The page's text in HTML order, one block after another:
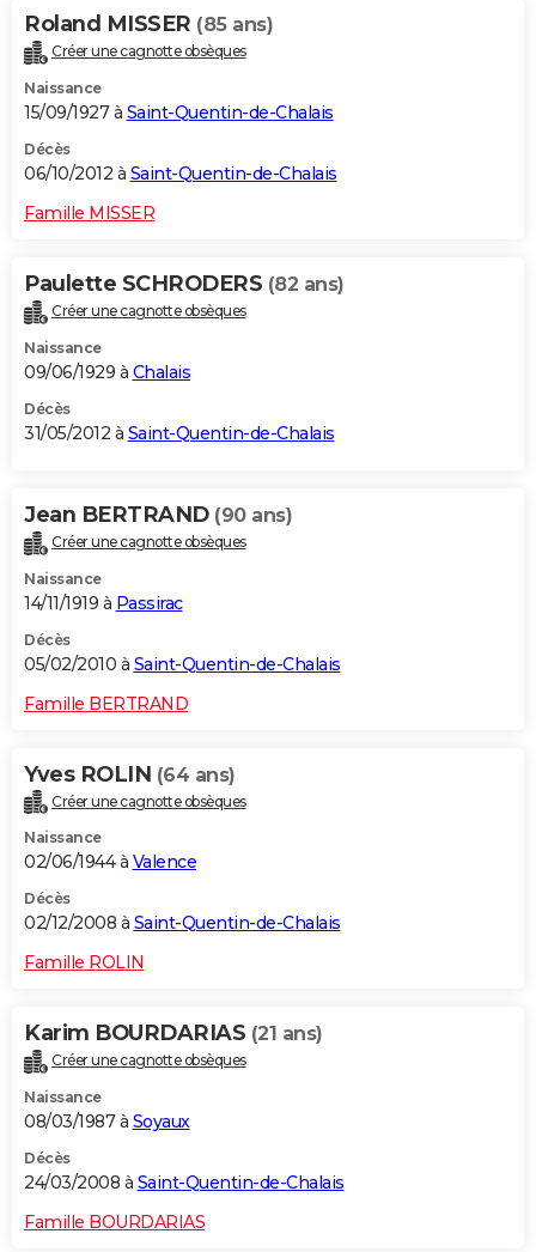
Roland MISSER (85 ans)
Créer une cagnotte obsèques
Naissance
15/09/1927 à Saint-Quentin-de-Chalais
Décès
06/10/2012 à Saint-Quentin-de-Chalais
Famille MISSER
Paulette SCHRODERS (82 ans)
Créer une cagnotte obsèques
Naissance
09/06/1929 à Chalais
Décès
31/05/2012 à Saint-Quentin-de-Chalais
Jean BERTRAND (90 ans)
Créer une cagnotte obsèques
Naissance
14/11/1919 à Passirac
Décès
05/02/2010 à Saint-Quentin-de-Chalais
Famille BERTRAND
Yves ROLIN (64 ans)
Créer une cagnotte obsèques
Naissance
02/06/1944 à Valence
Décès
02/12/2008 à Saint-Quentin-de-Chalais
Famille ROLIN
Karim BOURDARIAS (21 ans)
Créer une cagnotte obsèques
Naissance
08/03/1987 à Soyaux
Décès
24/03/2008 à Saint-Quentin-de-Chalais
Famille BOURDARIAS